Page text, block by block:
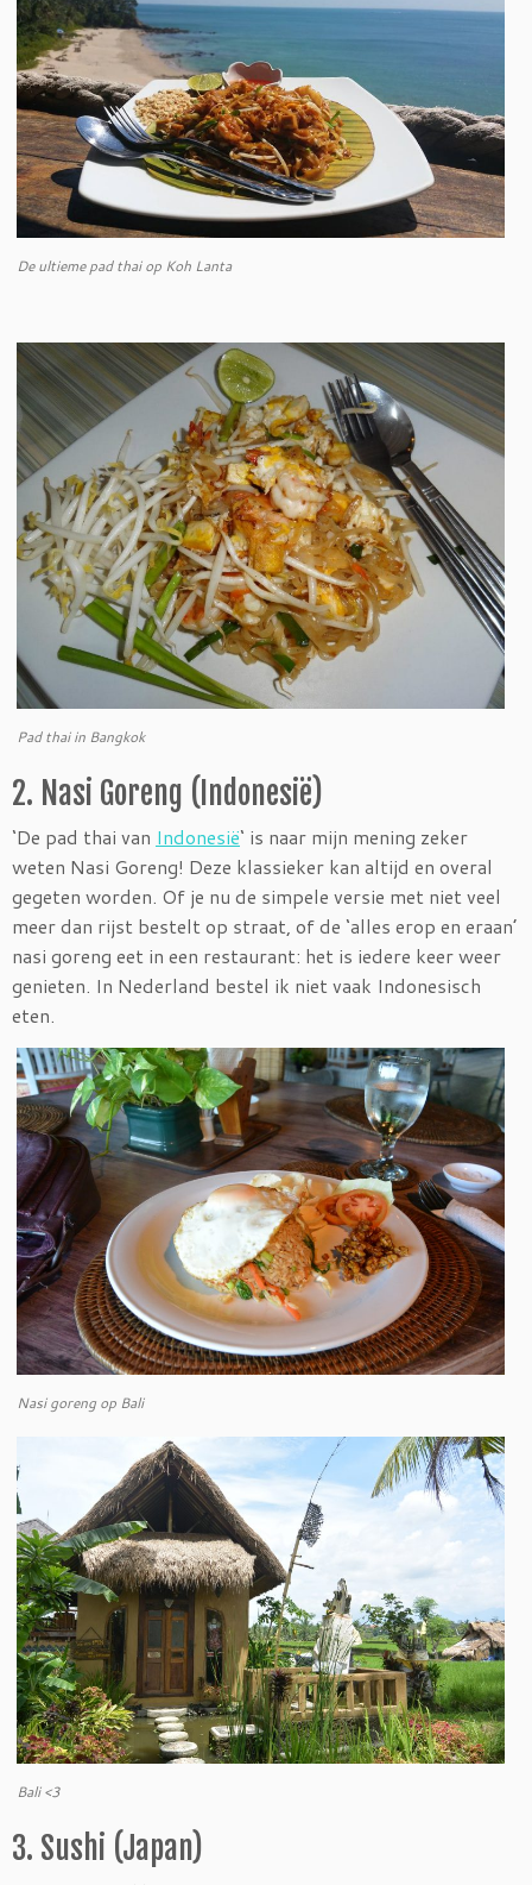
De ultieme pad thai op Koh Lanta
Pad thai in Bangkok
2. Nasi Goreng (Indonesië)
‘De pad thai van Indonesië‘ is naar mijn mening zeker
weten Nasi Goreng! Deze klassieker kan altijd en overal
gegeten worden. Of je nu de simpele versie met niet veel
meer dan rijst bestelt op straat, of de ‘alles erop en eraan’
nasi goreng eet in een restaurant: het is iedere keer weer
genieten. In Nederland bestel ik niet vaak Indonesisch
eten.
Nasi goreng op Bali
Bali <3
3. Sushi (Japan)